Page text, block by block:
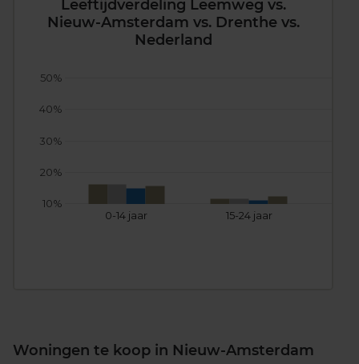
Leeftijdverdeling Leemweg vs.
Nieuw-Amsterdam vs. Drenthe vs.
Nederland
0-14 jaar 15-24 jaar
10%
20%
30%
40%
50%
Woningen te koop in Nieuw-Amsterdam